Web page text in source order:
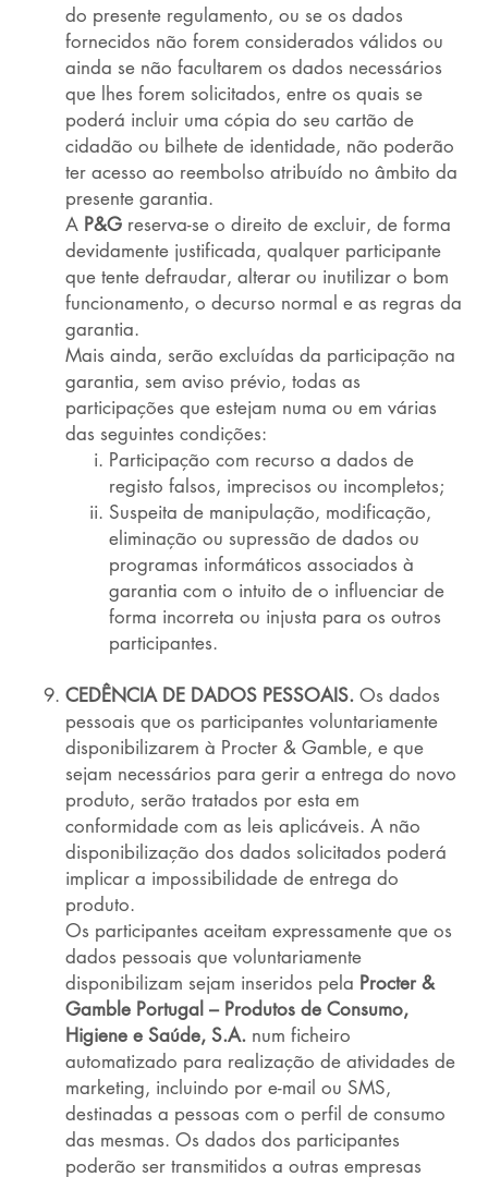
do presente regulamento, ou se os dados
fornecidos não forem considerados válidos ou
ainda se não facultarem os dados necessários
que lhes forem solicitados, entre os quais se
poderá incluir uma cópia do seu cartão de
cidadão ou bilhete de identidade, não poderão
ter acesso ao reembolso atribuído no âmbito da
presente garantia.
A P&G reserva-se o direito de excluir, de forma
devidamente justificada, qualquer participante
que tente defraudar, alterar ou inutilizar o bom
funcionamento, o decurso normal e as regras da
garantia.
Mais ainda, serão excluídas da participação na
garantia, sem aviso prévio, todas as
participações que estejam numa ou em várias
das seguintes condições:
Participação com recurso a dados de
registo falsos, imprecisos ou incompletos;
Suspeita de manipulação, modificação,
eliminação ou supressão de dados ou
programas informáticos associados à
garantia com o intuito de o influenciar de
forma incorreta ou injusta para os outros
participantes.
CEDÊNCIA DE DADOS PESSOAIS. Os dados
pessoais que os participantes voluntariamente
disponibilizarem à Procter & Gamble, e que
sejam necessários para gerir a entrega do novo
produto, serão tratados por esta em
conformidade com as leis aplicáveis. A não
disponibilização dos dados solicitados poderá
implicar a impossibilidade de entrega do
produto.
Os participantes aceitam expressamente que os
dados pessoais que voluntariamente
disponibilizam sejam inseridos pela Procter &
Gamble Portugal – Produtos de Consumo,
Higiene e Saúde, S.A. num ficheiro
automatizado para realização de atividades de
marketing, incluindo por e-mail ou SMS,
destinadas a pessoas com o perfil de consumo
das mesmas. Os dados dos participantes
poderão ser transmitidos a outras empresas